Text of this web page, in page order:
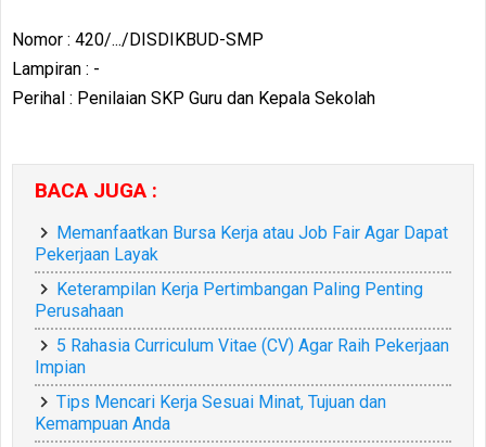
Nomor : 420/.../DISDIKBUD-SMP
Lampiran : -
Perihal : Penilaian SKP Guru dan Kepala Sekolah
BACA JUGA :
Memanfaatkan Bursa Kerja atau Job Fair Agar Dapat
Pekerjaan Layak
Keterampilan Kerja Pertimbangan Paling Penting
Perusahaan
5 Rahasia Curriculum Vitae (CV) Agar Raih Pekerjaan
Impian
Tips Mencari Kerja Sesuai Minat, Tujuan dan
Kemampuan Anda